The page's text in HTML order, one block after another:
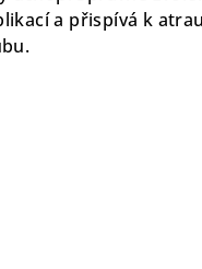
a přispívá k